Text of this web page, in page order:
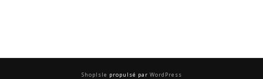
ShopIsle propulsé par WordPress